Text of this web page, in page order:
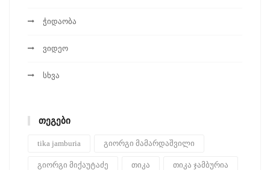
ჭიდაობა
ვიდეო
სხვა
ᲗᲔᲒᲔᲑᲘ
tika jamburia გიორგი მამარდაშვილი
გიორგი მიქაუტაძე თიკა თიკა ჯამბურია